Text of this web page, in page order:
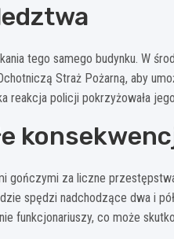
tego samego budynku. W
Straż Pożarną, aby
reakcja policji pokrzyżowała
gończymi za liczne
spędzi nadchodzące dwa i
funkcjonariuszy, co może